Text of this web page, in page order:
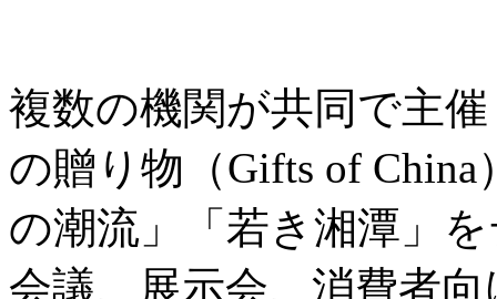
複数の機関が共同で主
の贈り物（Gifts of
の潮流」「若き湘潭」
会議、展示会、消費者